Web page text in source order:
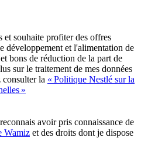
et souhaite profiter des offres
développement et l'alimentation de
bons de réduction de la part de
sur le traitement de mes données
la « Politique Nestlé sur la
»
avoir pris connaissance de
Wamiz et des droits dont je dispose